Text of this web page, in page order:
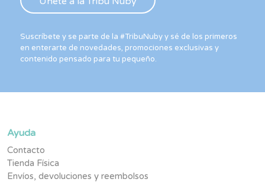
Suscríbete y se parte de la #TribuNuby y sé de los primeros
en enterarte de novedades, promociones exclusivas y
contenido pensado para tu pequeño.
Ayuda
Contacto
Tienda Física
Envíos, devoluciones y reembolsos